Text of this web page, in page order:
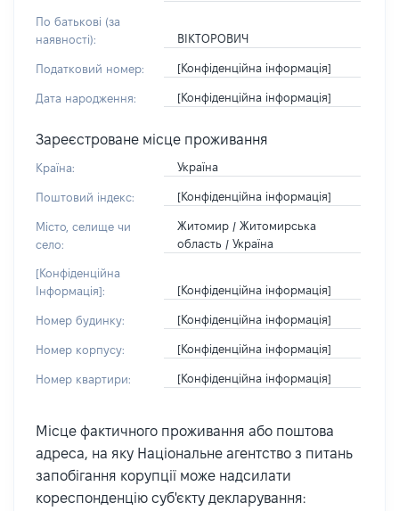
По батькові (за
наявності):
ВІКТОРОВИЧ
Податковий номер: [Конфіденційна інформація]
Дата народження: [Конфіденційна інформація]
Зареєстроване місце проживання
Країна: Україна
Поштовий індекс: [Конфіденційна інформація]
Місто, селище чи
село:
Житомир / Житомирська
область / Україна
[Конфіденційна
Інформація]:
[Конфіденційна інформація]
Номер будинку: [Конфіденційна інформація]
Номер корпусу: [Конфіденційна інформація]
Номер квартири: [Конфіденційна інформація]
Місце фактичного проживання або поштова
адреса, на яку Національне агентство з питань
запобігання корупції може надсилати
кореспонденцію суб'єкту декларування: